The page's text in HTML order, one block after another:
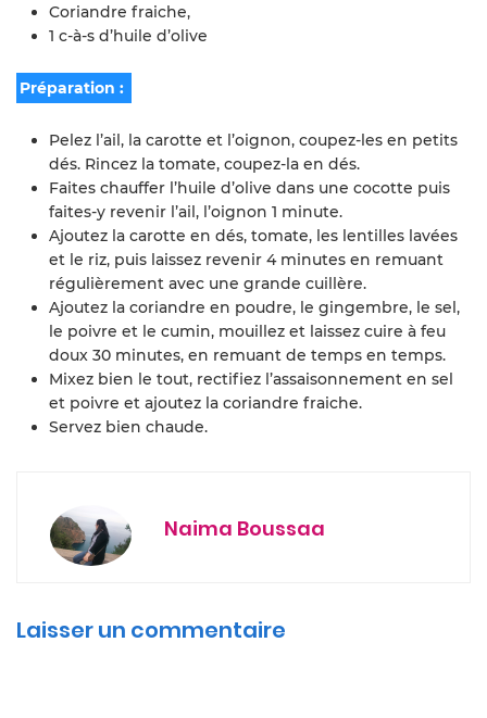
Coriandre fraiche,
1 c-à-s d’huile d’olive
Préparation :
Pelez l’ail, la carotte et l’oignon, coupez-les en petits
dés. Rincez la tomate, coupez-la en dés.
Faites chauffer l’huile d’olive dans une cocotte puis
faites-y revenir l’ail, l’oignon 1 minute.
Ajoutez la carotte en dés, tomate, les lentilles lavées
et le riz, puis laissez revenir 4 minutes en remuant
régulièrement avec une grande cuillère.
Ajoutez la coriandre en poudre, le gingembre, le sel,
le poivre et le cumin, mouillez et laissez cuire à feu
doux 30 minutes, en remuant de temps en temps.
Mixez bien le tout, rectifiez l’assaisonnement en sel
et poivre et ajoutez la coriandre fraiche.
Servez bien chaude.
Naima Boussaa
Laisser un commentaire